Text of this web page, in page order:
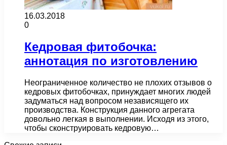
16.03.2018
0
Кедровая фитобочка:
аннотация по изготовлению
Неограниченное количество не плохих отзывов о
кедровых фитобочках, принуждает многих людей
задуматься над вопросом независящего их
производства. Конструкция данного агрегата
довольно легкая в выполнении. Исходя из этого,
чтобы сконструировать кедровую…